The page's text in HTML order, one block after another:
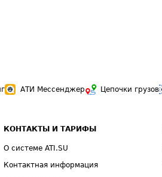
АТИ Мессенджер Цепочки грузов
КОНТАКТЫ И ТАРИФЫ
О системе ATI.SU
Контактная информация